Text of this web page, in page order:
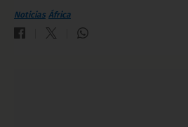
Noticias África